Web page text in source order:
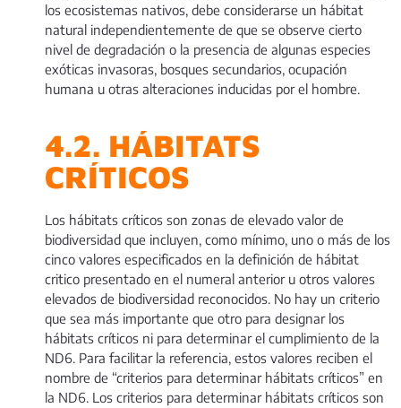
los ecosistemas nativos, debe considerarse un hábitat
natural independientemente de que se observe cierto
nivel de degradación o la presencia de algunas especies
exóticas invasoras, bosques secundarios, ocupación
humana u otras alteraciones inducidas por el hombre.
4.2. HÁBITATS
CRÍTICOS
Los hábitats críticos son zonas de elevado valor de
biodiversidad que incluyen, como mínimo, uno o más de los
cinco valores especificados en la definición de hábitat
critico presentado en el numeral anterior u otros valores
elevados de biodiversidad reconocidos. No hay un criterio
que sea más importante que otro para designar los
hábitats críticos ni para determinar el cumplimiento de la
ND6. Para facilitar la referencia, estos valores reciben el
nombre de “criterios para determinar hábitats críticos” en
la ND6. Los criterios para determinar hábitats críticos son